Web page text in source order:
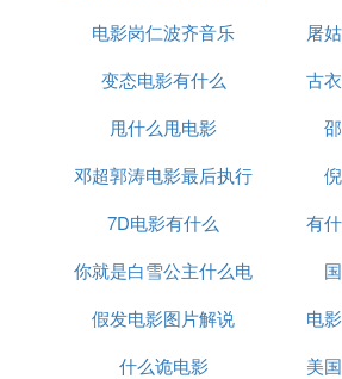
八脚怪 / 近蛛者杀
Arac Attack
片 长：99 min
发行公司：Argentina Video
上映日期：2002年5月30日 瑞士
官方网站：Warner Bros. [us]
评 分： 5.6/10( 5289票 )
声 音： DTS Dolby Digital SDDS
时 长： 99 分钟
电影
电影岗仁波齐音乐
屠
变态电影有什么
古
甩什么甩电影
邓超郭涛电影最后执行
死刑图片
7D电影有什么
有
你就是白雪公主什么电
影
假发电影图片解说
电
什么诡电影
美